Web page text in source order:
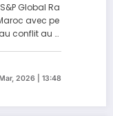
Global Ra
avec pe
conflit au M
les chocs ex
les
2026 | 13:48